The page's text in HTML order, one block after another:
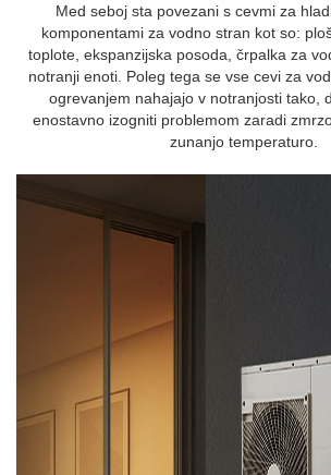
Med seboj sta povezani s cevmi za
komponentami za vodno stran kot so:
toplote, ekspanzijska posoda, črpalka za
notranji enoti. Poleg tega se vse cevi za
ogrevanjem nahajajo v notranjosti tako,
enostavno izogniti problemom zaradi
zunanjo temperaturo.